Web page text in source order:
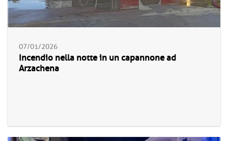
07/01/2026
Incendio nella notte in un capannone ad
Arzachena